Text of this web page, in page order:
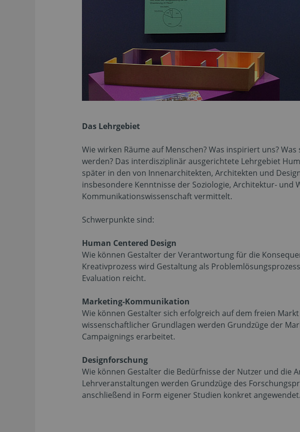
Das Lehrgebiet
Wie wirken Räume auf Menschen? Was inspiriert uns?
werden? Das interdisziplinär ausgerichtete Lehrgebiet
später in den von Innenarchitekten, Architekten und
insbesondere Kenntnisse der Soziologie, Architektur-
Kommunikationswissenschaft vermittelt.
Schwerpunkte sind:
Human Centered Design
Wie können Gestalter der Verantwortung für die
Kreativprozess wird Gestaltung als
Evaluation reicht.
Marketing-Kommunikation
Wie können Gestalter sich erfolgreich auf dem freien
wissenschaftlicher Grundlagen werden Grundzüge der
Campaignings erarbeitet.
Designforschung
Wie können Gestalter die Bedürfnisse der Nutzer und die
Lehrveranstaltungen werden Grundzüge des
anschließend in Form eigener Studien konkret angewendet.